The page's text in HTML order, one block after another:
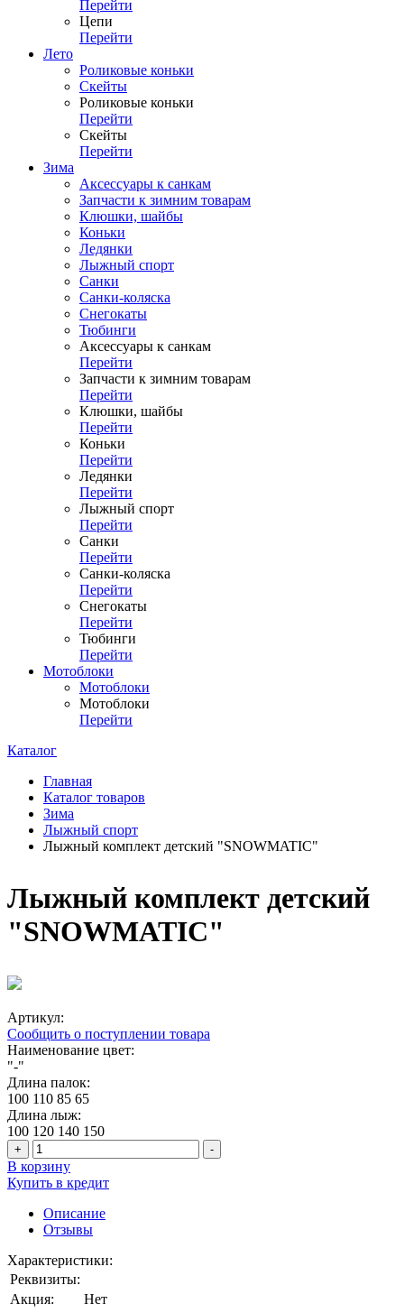
Перейти
Цепи
Перейти
Лето
Роликовые коньки
Скейты
Роликовые коньки
Перейти
Скейты
Перейти
Зима
Аксессуары к санкам
Запчасти к зимним товарам
Клюшки, шайбы
Коньки
Ледянки
Лыжный спорт
Санки
Санки-коляска
Снегокаты
Тюбинги
Аксессуары к санкам
Перейти
Запчасти к зимним товарам
Перейти
Клюшки, шайбы
Перейти
Коньки
Перейти
Ледянки
Перейти
Лыжный спорт
Перейти
Санки
Перейти
Санки-коляска
Перейти
Снегокаты
Перейти
Тюбинги
Перейти
Мотоблоки
Мотоблоки
Мотоблоки
Перейти
Каталог
Главная
Каталог товаров
Зима
Лыжный спорт
Лыжный комплект детский "SNOWMATIC"
Лыжный комплект детский
"SNOWMATIC"
Артикул:
Сообщить о поступлении товара
Наименование цвет:
"-"
Длина палок:
100 110 85 65
Длина лыж:
100 120 140 150
+ -
В корзину
Купить в кредит
Описание
Отзывы
Характеристики:
Реквизиты:
Акция:
Нет